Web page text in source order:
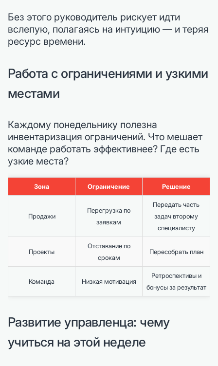
Без этого руководитель рискует идти
вслепую, полагаясь на интуицию — и теряя
ресурс времени.
Работа с ограничениями и узкими
местами
Каждому понедельнику полезна
инвентаризация ограничений. Что мешает
команде работать эффективнее? Где есть
узкие места?
Зона Ограничение Решение
Продажи
Перегрузка по
заявкам
Передать часть
задач второму
специалисту
Проекты
Отставание по
срокам
Пересобрать план
Команда Низкая мотивация
Ретроспективы и
бонусы за результат
Развитие управленца: чему
учиться на этой неделе